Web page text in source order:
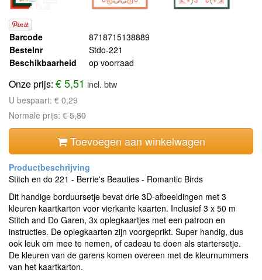
Barcode
8718715138889
Bestelnr
Stdo-221
Beschikbaarheid
op voorraad
Onze prijs: € 5,51 incl. btw
U bespaart: € 0,29
Normale prijs: € 5,80
Toevoegen aan winkelwagen
Stitch en do 221 - Berrie's Beauties - Romantic Birds
Dit handige borduursetje bevat drie 3D-afbeeldingen met 3
kleuren kaartkarton voor vierkante kaarten. Inclusief 3 x 50 m
Stitch and Do Garen, 3x oplegkaartjes met een patroon en
instructies. De oplegkaarten zijn voorgeprikt. Super handig, dus
ook leuk om mee te nemen, of cadeau te doen als startersetje.
De kleuren van de garens komen overeen met de kleurnummers
van het kaartkarton.